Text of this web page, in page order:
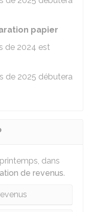
papier
de 2024 est
de 2025 débutera
dans
de revenus.